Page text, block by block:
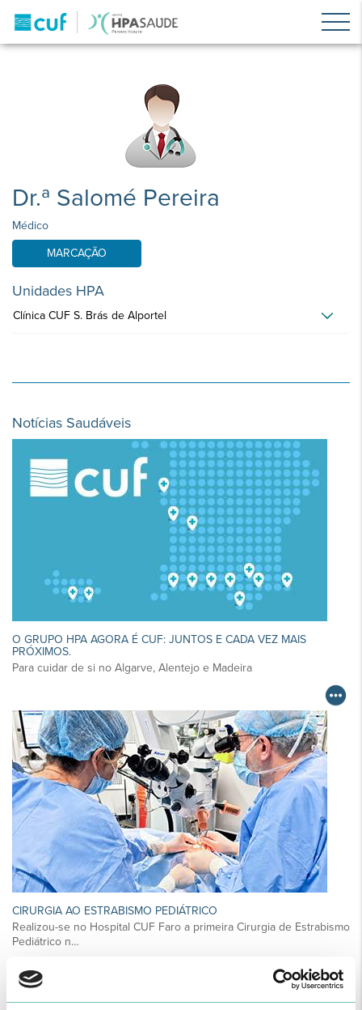
Dr.ª Salomé Pereira
Médico
MARCAÇÃO
Unidades HPA
Clínica CUF S. Brás de Alportel
Notícias Saudáveis
O GRUPO HPA AGORA É CUF: JUNTOS E CADA VEZ MAIS
PRÓXIMOS.
Para cuidar de si no Algarve, Alentejo e Madeira
CIRURGIA AO ESTRABISMO PEDIÁTRICO
Realizou-se no Hospital CUF Faro a primeira Cirurgia de Estrabismo
Pediátrico n…